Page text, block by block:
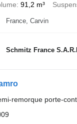
91,2 m³
France, Carvin
Schmitz France
remorque porte-